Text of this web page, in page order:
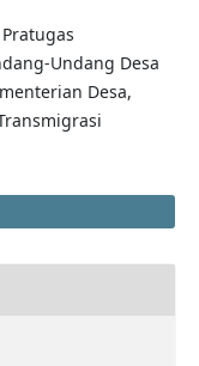
Undang Desa
Desa,